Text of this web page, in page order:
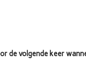
de volgende keer